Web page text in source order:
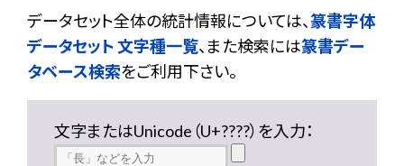
データセット全体の統計情報については、篆書字体
データセット 文字種一覧、また検索には篆書デー
タベース検索をご利用下さい。
文字またはUnicode（U+????）を入力：